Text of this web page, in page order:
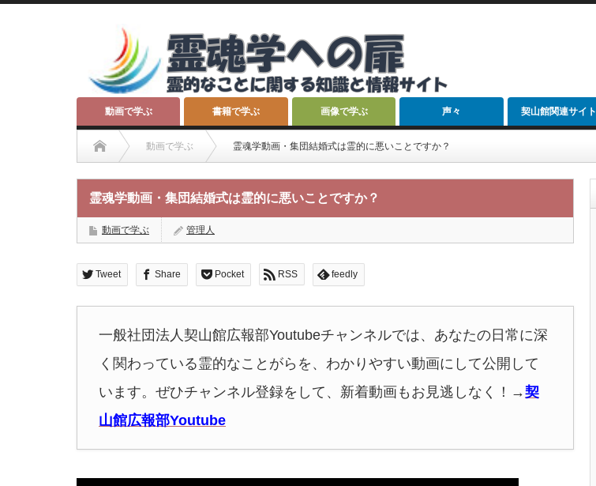
動画で学ぶ 書籍で学ぶ 画像で学ぶ 声々 契山館関連サイト
動画で学ぶ 霊魂学動画・集団結婚式は霊的に悪いことですか？
霊魂学動画・集団結婚式は霊的に悪いことですか？
動画で学ぶ 管理人
Tweet Share Pocket RSS feedly
一般社団法人契山館広報部Youtubeチャンネルでは、あなたの日常に深
く関わっている霊的なことがらを、わかりやすい動画にして公開して
います。ぜひチャンネル登録をして、新着動画もお見逃しなく！ →契
山館広報部Youtube